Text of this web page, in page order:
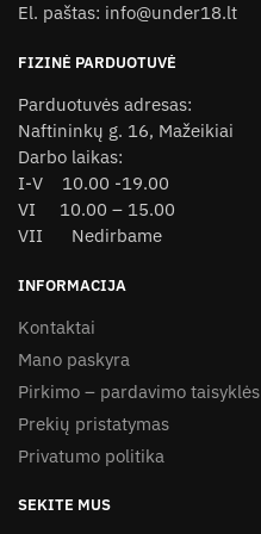
product
page
El. paštas: info@under18.lt
FIZINĖ PARDUOTUVĖ
Parduotuvės adresas:
Naftininkų g. 16, Mažeikiai
Darbo laikas:
I-V 10.00 -19.00
VI 10.00 – 15.00
VII Nedirbame
INFORMACIJA
Kontaktai
Mano paskyra
Pirkimo – pardavimo taisyklės
Prekių pristatymas
Privatumo politika
SEKITE MUS